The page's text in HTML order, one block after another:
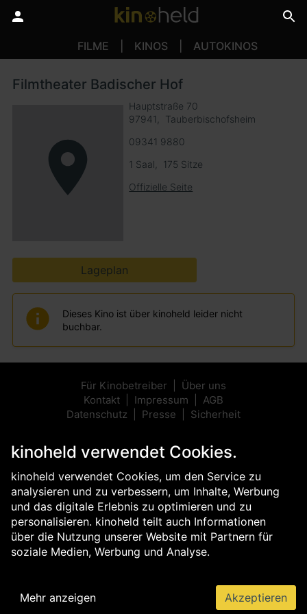
kinoheld verwendet Cookies.
kinoheld verwendet Cookies, um den Service zu
analysieren und zu verbessern, um Inhalte, Werbung
und das digitale Erlebnis zu optimieren und zu
personalisieren. kinoheld teilt auch Informationen
über die Nutzung unserer Website mit Partnern für
soziale Medien, Werbung und Analyse.
Mehr anzeigen Akzeptieren
FILME KINOS AUTOKINOS
Filmtheater Badischer Hof
Hauptstraße 70
97941
Tauberbischofsheim
09341 9880
1 Saal
175 Sitze
Offizielle Seite
Lageplan
Dieses Kino ist über kinoheld leider nicht
buchbar.
Für Kinobetreiber
Über uns
Kontakt
Impressum
AGB
Datenschutz
Presse Sicherheit